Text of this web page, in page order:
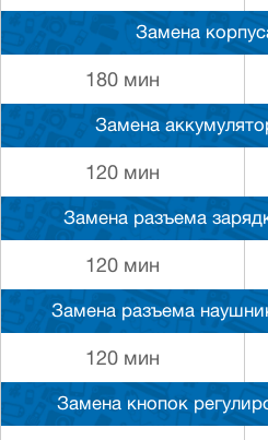
Замена
180 мин
Замена
120 мин
Замена разъема
120 мин
Замена разъема
120 мин
Замена кнопок